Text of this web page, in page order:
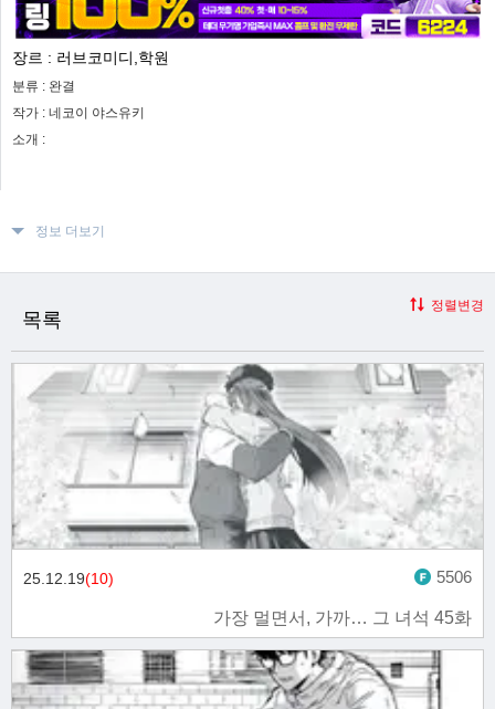
장르 : 러브코미디,학원
분류 : 완결
작가 : 네코이 야스유키
소개 :
정보 더보기
목록
정렬변경
가장 멀면서, 가까… 그 녀석 45화
25.12.19(10) 5506